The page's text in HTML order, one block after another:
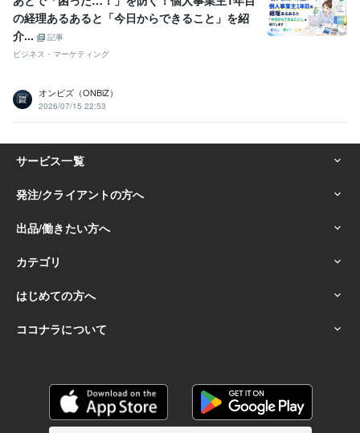
の経理あるあると「今日からできること」を紹
介...
記事
ビジネス・マーケティング
オンビズ（ONBiZ）
2026/07/15 22:53